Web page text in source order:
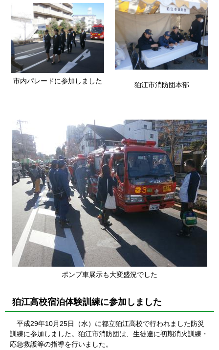
市内パレードに参加しました 狛江市消防団本部
ポンプ車展示も大変盛況でした
狛江高校宿泊体験訓練に参加しました
平成29年10月25日（水）に都立狛江高校で行われました防災
訓練に参加しました。狛江市消防団は、生徒達に初期消火訓練・
応急救護等の指導を行いました。